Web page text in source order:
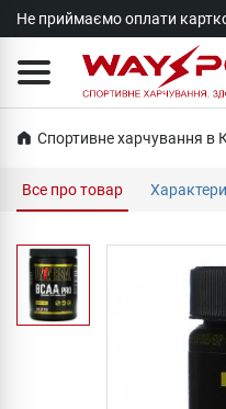
Не приймаємо оплати
Спортивне харчування в
Все про товар